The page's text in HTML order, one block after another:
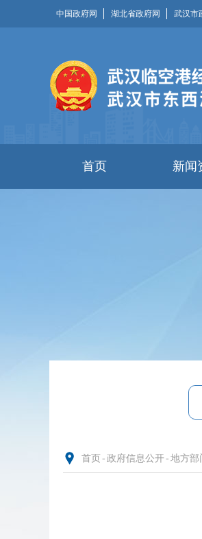
中国政府网 湖北省政府网 武汉市
首页 新闻
首页 - 政府信息公开- 地方部